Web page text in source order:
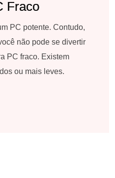
Fraco
PC potente. Contudo,
não pode se divertir
PC fraco. Existem
ou mais leves.